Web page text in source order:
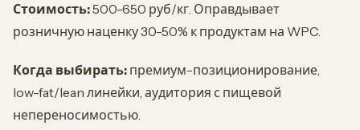
Стоимость:500-650 руб/кг. Оправдывает
розничную наценку 30-50% к продуктам на WPC.
Когда выбирать: премиум-позиционирование,
low-fat/lean линейки, аудитория с пищевой
непереносимостью.